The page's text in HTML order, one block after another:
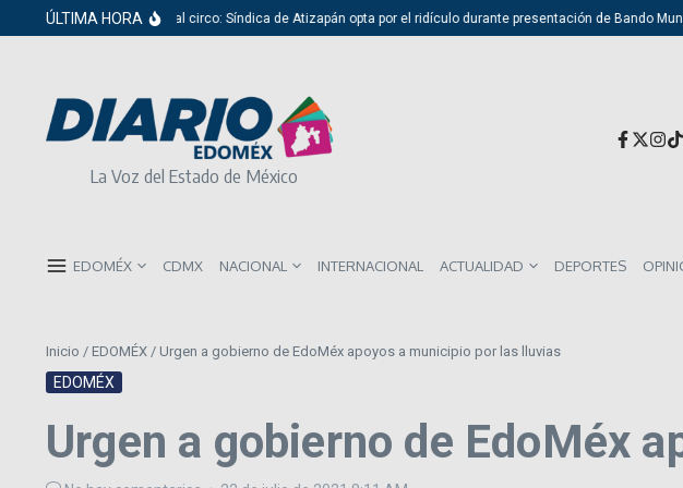
Saltar al contenido
ÚLTIMA HORA
Del cabildo al circo: Síndica de Atizapán opta por el ridículo durante presentación de Bando Municipal
La Voz del Estado de México
EDOMÉX CDMX NACIONAL INTERNACIONAL ACTUALIDAD DEPORTES
Inicio / EDOMÉX / Urgen a gobierno de EdoMéx apoyos a municipio por las lluvias
EDOMÉX
Urgen a gobierno de EdoMéx